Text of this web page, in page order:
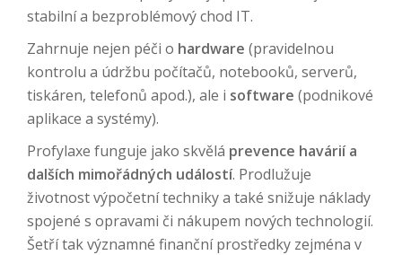
stabilní a bezproblémový chod IT.
Zahrnuje nejen péči o hardware (pravidelnou
kontrolu a údržbu počítačů, notebooků, serverů,
tiskáren, telefonů apod.), ale i software (podnikové
aplikace a systémy).
Profylaxe funguje jako skvělá prevence havárií a
dalších mimořádných událostí. Prodlužuje
životnost výpočetní techniky a také snižuje náklady
spojené s opravami či nákupem nových technologií.
Šetří tak významné finanční prostředky zejména v